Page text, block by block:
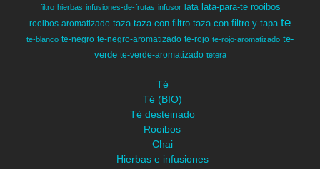
filtro hierbas infusiones-de-frutas infusor lata lata-para-te rooibos
rooibos-aromatizado taza taza-con-filtro taza-con-filtro-y-tapa te
te-blanco te-negro te-negro-aromatizado te-rojo te-rojo-aromatizado te-
verde te-verde-aromatizado tetera
Té
Té (BIO)
Té desteinado
Rooibos
Chai
Hierbas e infusiones